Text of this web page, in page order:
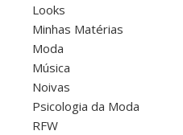
Looks
Minhas Matérias
Moda
Música
Noivas
Psicologia da Moda
RFW